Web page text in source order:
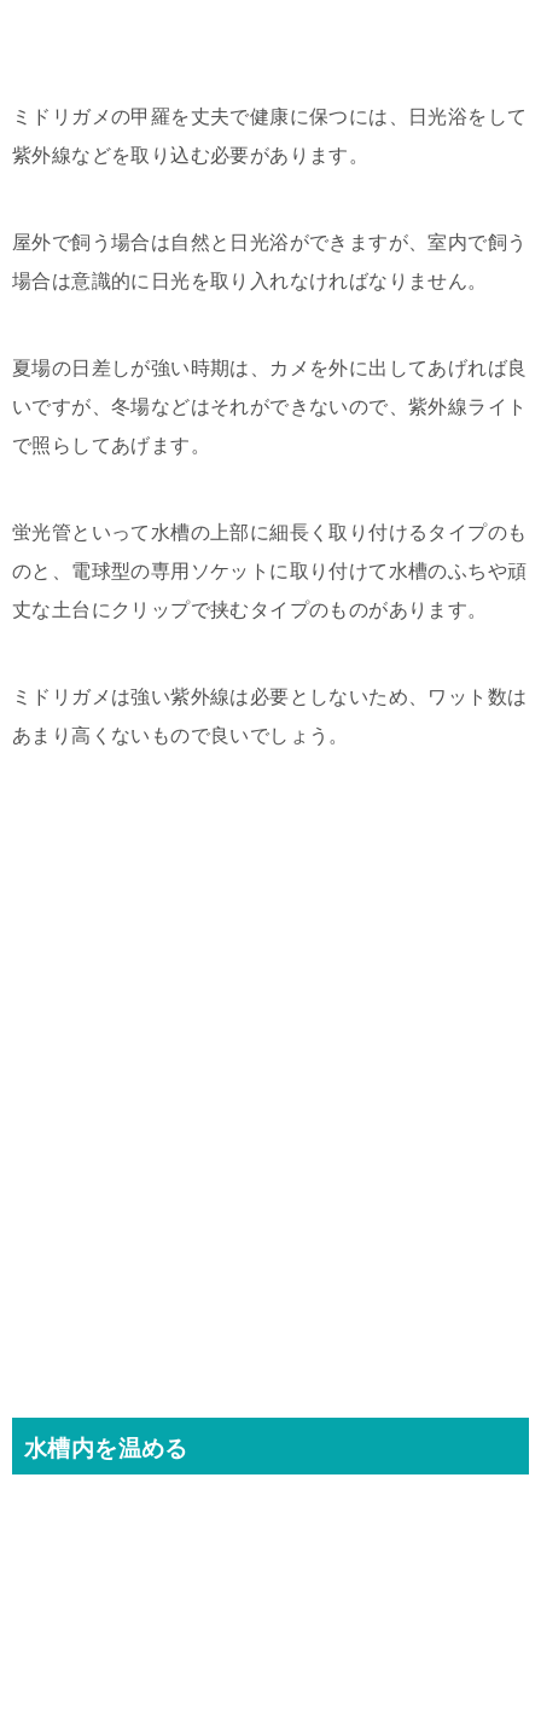
ミドリガメの甲羅を丈夫で健康に保つには、日光浴をして
紫外線などを取り込む必要があります。
屋外で飼う場合は自然と日光浴ができますが、室内で飼う
場合は意識的に日光を取り入れなければなりません。
夏場の日差しが強い時期は、カメを外に出してあげれば良
いですが、冬場などはそれができないので、紫外線ライト
で照らしてあげます。
蛍光管といって水槽の上部に細長く取り付けるタイプのも
のと、電球型の専用ソケットに取り付けて水槽のふちや頑
丈な土台にクリップで挟むタイプのものがあります。
ミドリガメは強い紫外線は必要としないため、ワット数は
あまり高くないもので良いでしょう。
水槽内を温める